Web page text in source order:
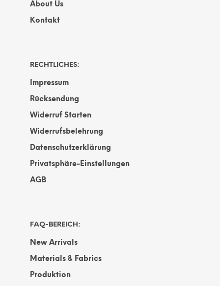
About Us
Kontakt
RECHTLICHES:
Impressum
Rücksendung
Widerruf Starten
Widerrufsbelehrung
Datenschutzerklärung
Privatsphäre-Einstellungen
AGB
FAQ-BEREICH:
New Arrivals
Materials & Fabrics
Produktion